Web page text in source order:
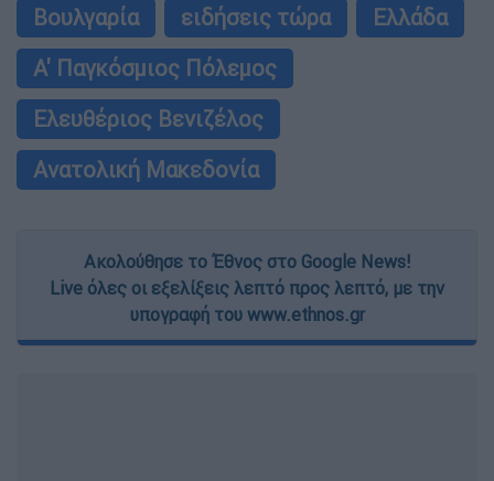
Βουλγαρία ειδήσεις τώρα
Ελλάδα
Α' Παγκόσμιος Πόλεμος
Ελευθέριος Βενιζέλος
Ανατολική Μακεδονία
Ακολούθησε το Έθνος στο Google News!
Live όλες οι εξελίξεις λεπτό προς λεπτό, με την
υπογραφή του www.ethnos.gr